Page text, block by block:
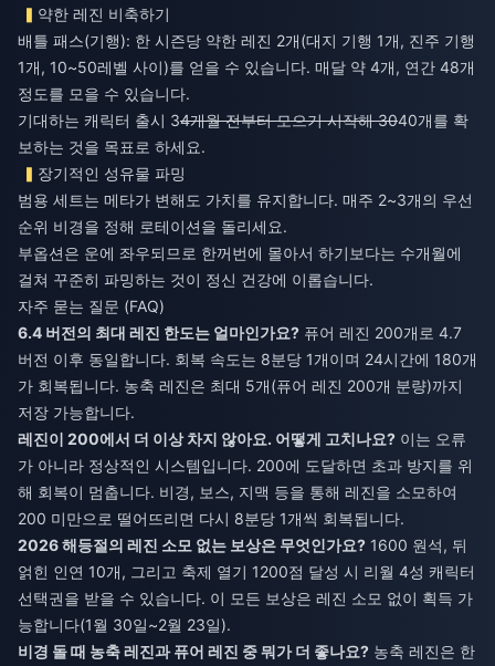
약한 레진 비축하기
배틀 패스(기행): 한 시즌당 약한 레진 2개(대지 기행 1개, 진주 기행
1개, 10~50레벨 사이)를 얻을 수 있습니다. 매달 약 4개, 연간 48개
정도를 모을 수 있습니다.
기대하는 캐릭터 출시 34개월 전부터 모으기 시작해 3040개를 확
보하는 것을 목표로 하세요.
장기적인 성유물 파밍
범용 세트는 메타가 변해도 가치를 유지합니다. 매주 2~3개의 우선
순위 비경을 정해 로테이션을 돌리세요.
부옵션은 운에 좌우되므로 한꺼번에 몰아서 하기보다는 수개월에
걸쳐 꾸준히 파밍하는 것이 정신 건강에 이롭습니다.
자주 묻는 질문 (FAQ)
6.4 버전의 최대 레진 한도는 얼마인가요? 퓨어 레진 200개로 4.7
버전 이후 동일합니다. 회복 속도는 8분당 1개이며 24시간에 180개
가 회복됩니다. 농축 레진은 최대 5개(퓨어 레진 200개 분량)까지
저장 가능합니다.
레진이 200에서 더 이상 차지 않아요. 어떻게 고치나요? 이는 오류
가 아니라 정상적인 시스템입니다. 200에 도달하면 초과 방지를 위
해 회복이 멈춥니다. 비경, 보스, 지맥 등을 통해 레진을 소모하여
200 미만으로 떨어뜨리면 다시 8분당 1개씩 회복됩니다.
2026 해등절의 레진 소모 없는 보상은 무엇인가요? 1600 원석, 뒤
얽힌 인연 10개, 그리고 축제 열기 1200점 달성 시 리월 4성 캐릭터
선택권을 받을 수 있습니다. 이 모든 보상은 레진 소모 없이 획득 가
능합니다(1월 30일~2월 23일).
비경 돌 때 농축 레진과 퓨어 레진 중 뭐가 더 좋나요? 농축 레진은 한